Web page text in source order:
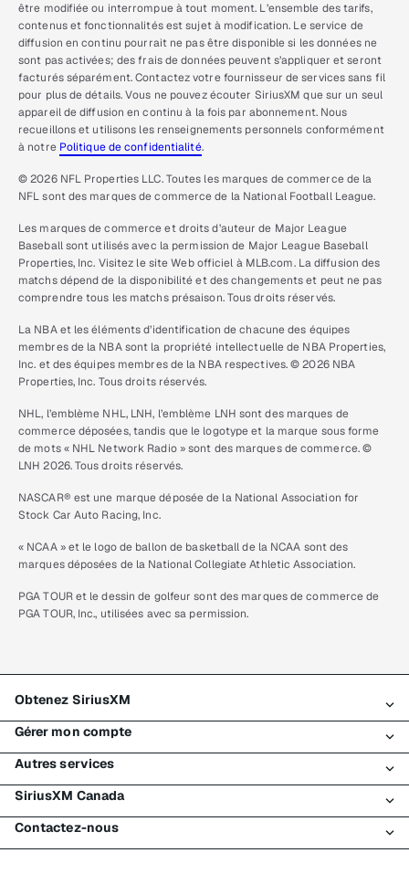
être modifiée ou interrompue à tout moment. L’ensemble des tarifs,
contenus et fonctionnalités est sujet à modification. Le service de
diffusion en continu pourrait ne pas être disponible si les données ne
sont pas activées; des frais de données peuvent s’appliquer et seront
facturés séparément. Contactez votre fournisseur de services sans fil
pour plus de détails. Vous ne pouvez écouter SiriusXM que sur un seul
appareil de diffusion en continu à la fois par abonnement. Nous
recueillons et utilisons les renseignements personnels conformément
à notre Politique de confidentialité.
© 2026 NFL Properties LLC. Toutes les marques de commerce de la
NFL sont des marques de commerce de la National Football League.
Les marques de commerce et droits d’auteur de Major League
Baseball sont utilisés avec la permission de Major League Baseball
Properties, Inc. Visitez le site Web officiel à MLB.com. La diffusion des
matchs dépend de la disponibilité et des changements et peut ne pas
comprendre tous les matchs présaison. Tous droits réservés.
La NBA et les éléments d’identification de chacune des équipes
membres de la NBA sont la propriété intellectuelle de NBA Properties,
Inc. et des équipes membres de la NBA respectives. © 2026 NBA
Properties, Inc. Tous droits réservés.
NHL, l’emblème NHL, LNH, l’emblème LNH sont des marques de
commerce déposées, tandis que le logotype et la marque sous forme
de mots « NHL Network Radio » sont des marques de commerce. ©
LNH 2026. Tous droits réservés.
NASCAR® est une marque déposée de la National Association for
Stock Car Auto Racing, Inc.
« NCAA » et le logo de ballon de basketball de la NCAA sont des
marques déposées de la National Collegiate Athletic Association.
PGA TOUR et le dessin de golfeur sont des marques de commerce de
PGA TOUR, Inc., utilisées avec sa permission.
Obtenez SiriusXM
Tous les forfaits
Mon essai SiriusXM
Mon abonnement
Essai gratuit de SiriusXM
Magasiner
Gérer mon compte
Connexion
Enregistrement
Effectuer un paiement
Transfert de service
Autres services
Traffic et Travel
Entreprises
SiriusXM Canada
À propos de SiriusXM
Contactez-nous